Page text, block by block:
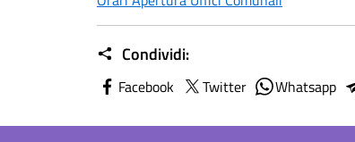
Condividi:
Facebook Twitter Whatsapp